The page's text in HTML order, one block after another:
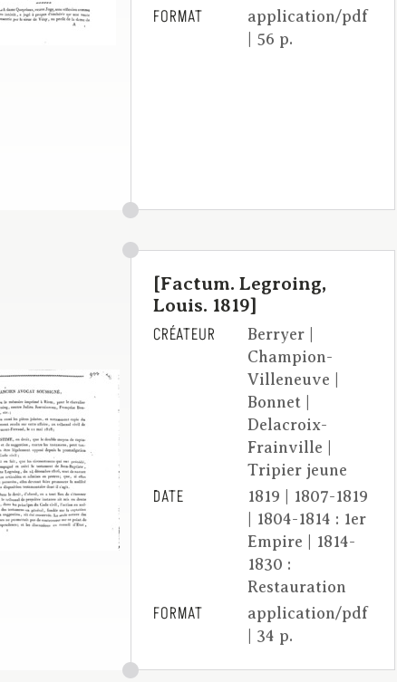
FORMAT
application/pdf
| 56 p.
[Factum. Legroing,
Louis. 1819]
CRÉATEUR
Berryer |
Champion-
Villeneuve |
Bonnet |
Delacroix-
Frainville |
Tripier jeune
DATE
1819 | 1807-1819
| 1804-1814 : 1er
Empire | 1814-
1830 :
Restauration
FORMAT
application/pdf
| 34 p.